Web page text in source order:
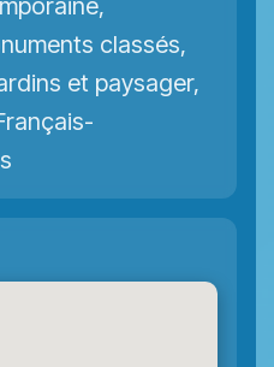
classés,
et paysager,